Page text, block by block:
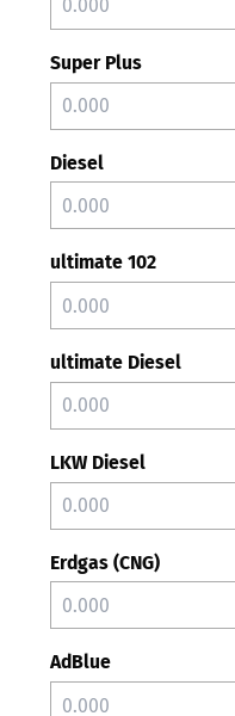
Super Plus
Diesel
ultimate 102
ultimate Diesel
LKW Diesel
Erdgas (CNG)
AdBlue